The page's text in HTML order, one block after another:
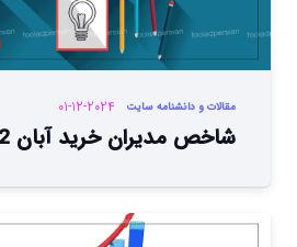
مقالات و دانشنامه سایت 01-12-2024
شاخص مدیران خرید آبان 1402